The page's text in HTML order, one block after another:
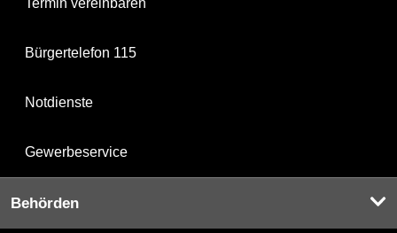
Bürgertelefon 115
Notdienste
Gewerbeservice
Behörden